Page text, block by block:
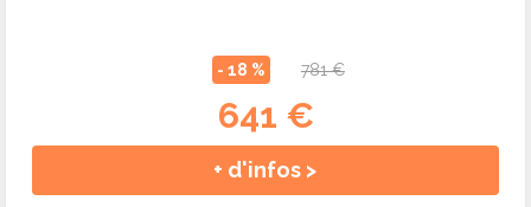
- 18 % 781 €
641 €
+ d'infos >